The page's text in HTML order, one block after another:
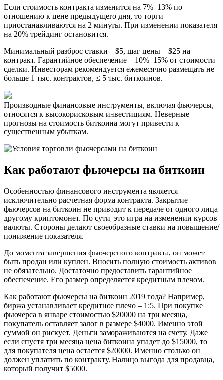
Если стоимость контракта изменится на 7%–13% по
отношению к цене предыдущего дня, то торги
приостанавливаются на 2 минуты. При изменении показателя
на 20% трейдинг остановится.
Минимальный разброс ставки – $5, шаг цены – $25 на
контракт. Гарантийное обеспечение – 10%–15% от стоимости
сделки. Инвесторам рекомендуется ежемесячно размещать не
больше 1 тыс. контрактов, ≤ 5 тыс. биткоинов.
Производные финансовые инструменты, включая фьючерсы,
относятся к высокорисковым инвестициям. Неверные
прогнозы на стоимость биткоина могут привести к
существенным убыткам.
Как работают фьючерсы на биткоин
Особенностью финансового инструмента является
исключительно расчетная форма контракта. Закрытие
фьючерсов на биткоин не приводит к передаче от одного лица
другому криптомонет. По сути, это игра на изменении курсов
валюты. Стороны делают своеобразные ставки на повышение/
понижение показателя.
До момента завершения фьючерсного контракта, он может
быть продан или куплен. Вносить полную стоимость активов
не обязательно. Достаточно предоставить гарантийное
обеспечение. Его размер определяется кредитным плечом.
Как работают фьючерсы на биткоин 2019 года? Например,
биржа устанавливает кредитное плечо – 1:5. При покупке
фьючерса в январе стоимостью $20000 на три месяца,
покупатель оставляет залог в размере $4000. Именно этой
суммой он рискует. Деньги замораживаются на счету. Даже
если спустя три месяца цена биткоина упадет до $15000, то
для покупателя цена остается $20000. Именно столько он
должен уплатить по контракту. Налицо выгода для продавца,
который получит $5000.